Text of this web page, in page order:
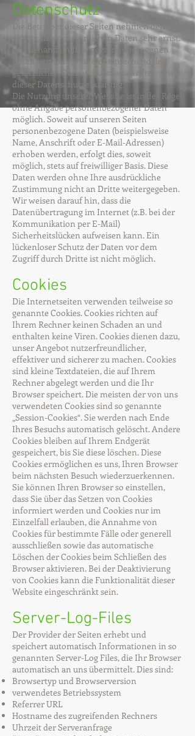
Datenschutz
Die Betreiber dieser Seiten nehmen den
Schutz Ihrer persönlichen Daten sehr ernst.
Wir behandeln Ihre personenbezogenen
Daten vertraulich und entsprechend der
gesetzlichen Datenschutzvorschriften sowie
dieser Datenschutzerklärung.
Die Nutzung unserer Website ist in der Regel
ohne Angabe personenbezogener Daten
möglich. Soweit auf unseren Seiten
personenbezogene Daten (beispielsweise
Name, Anschrift oder E-Mail-Adressen)
erhoben werden, erfolgt dies, soweit
möglich, stets auf freiwilliger Basis. Diese
Daten werden ohne Ihre ausdrückliche
Zustimmung nicht an Dritte weitergegeben.
Wir weisen darauf hin, dass die
Datenübertragung im Internet (z.B. bei der
Kommunikation per E-Mail)
Sicherheitslücken aufweisen kann. Ein
lückenloser Schutz der Daten vor dem
Zugriff durch Dritte ist nicht möglich.
Cookies
Die Internetseiten verwenden teilweise so
genannte Cookies. Cookies richten auf
Ihrem Rechner keinen Schaden an und
enthalten keine Viren. Cookies dienen dazu,
unser Angebot nutzerfreundlicher,
effektiver und sicherer zu machen. Cookies
sind kleine Textdateien, die auf Ihrem
Rechner abgelegt werden und die Ihr
Browser speichert. Die meisten der von uns
verwendeten Cookies sind so genannte
„Session-Cookies“. Sie werden nach Ende
Ihres Besuchs automatisch gelöscht. Andere
Cookies bleiben auf Ihrem Endgerät
gespeichert, bis Sie diese löschen. Diese
Cookies ermöglichen es uns, Ihren Browser
beim nächsten Besuch wiederzuerkennen.
Sie können Ihren Browser so einstellen,
dass Sie über das Setzen von Cookies
informiert werden und Cookies nur im
Einzelfall erlauben, die Annahme von
Cookies für bestimmte Fälle oder generell
ausschließen sowie das automatische
Löschen der Cookies beim Schließen des
Browser aktivieren. Bei der Deaktivierung
von Cookies kann die Funktionalität dieser
Website eingeschränkt sein.
Server-Log-Files
Der Provider der Seiten erhebt und
speichert automatisch Informationen in so
genannten Server-Log Files, die Ihr Browser
automatisch an uns übermittelt. Dies sind:
Browsertyp und Browserversion
verwendetes Betriebssystem
Referrer URL
Hostname des zugreifenden Rechners
Uhrzeit der Serveranfrage